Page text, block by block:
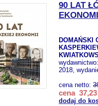
90 LAT
DOMAŃSKI
2018,
cena netto:
cena 37,23
dodaj do